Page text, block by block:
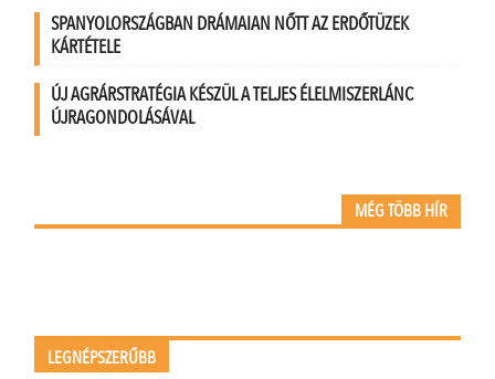
SPANYOLORSZÁGBAN DRÁMAIAN NŐTT AZ ERDŐTÜZEK
KÁRTÉTELE
ÚJ AGRÁRSTRATÉGIA KÉSZÜL A TELJES ÉLELMISZERLÁNC
ÚJRAGONDOLÁSÁVAL
MÉG TÖBB HÍR
LEGNÉPSZERŰBB